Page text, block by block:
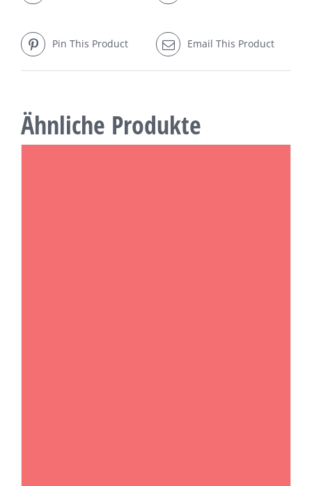
Pin This Product Email This Product
Ähnliche Produkte